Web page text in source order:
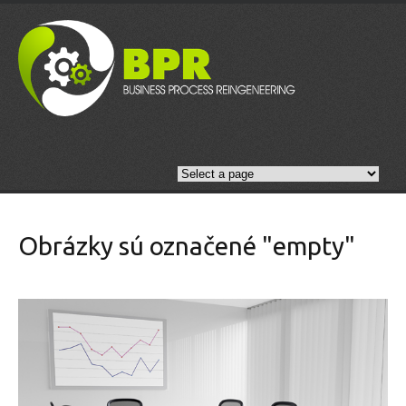
Obrázky sú označené "empty"